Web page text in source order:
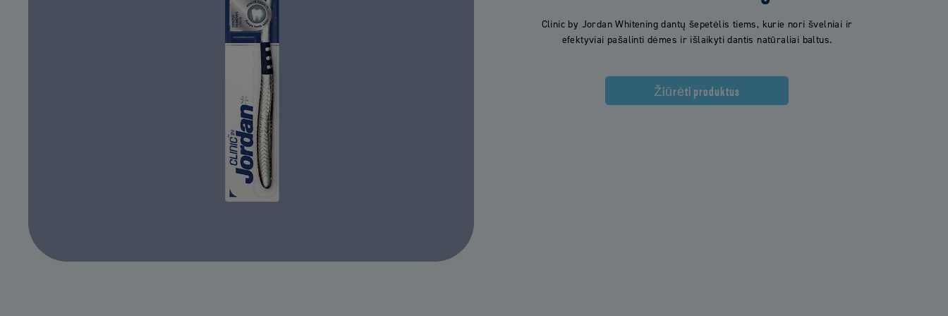
Clinic by Jordan Whitening dantų šepetėlis tiems, kurie nori švelniai ir
efektyviai pašalinti dėmes ir išlaikyti dantis natūraliai baltus.
Žiūrėti produktus